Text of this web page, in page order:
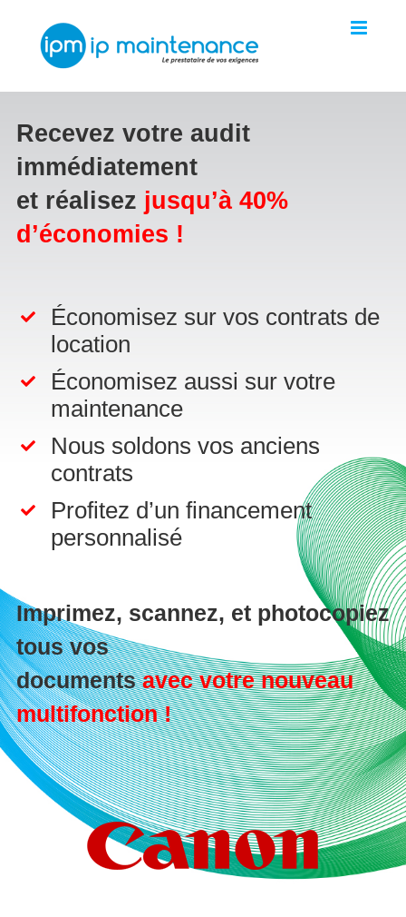
content
Recevez votre audit
immédiatement
et réalisez jusqu’à 40%
d’économies !
Économisez sur vos contrats de
location
Économisez aussi sur votre
maintenance
Nous soldons vos anciens
contrats
Profitez d’un financement
personnalisé
Imprimez, scannez, et photocopiez
tous vos
documentsavec votre nouveau
multifonction !